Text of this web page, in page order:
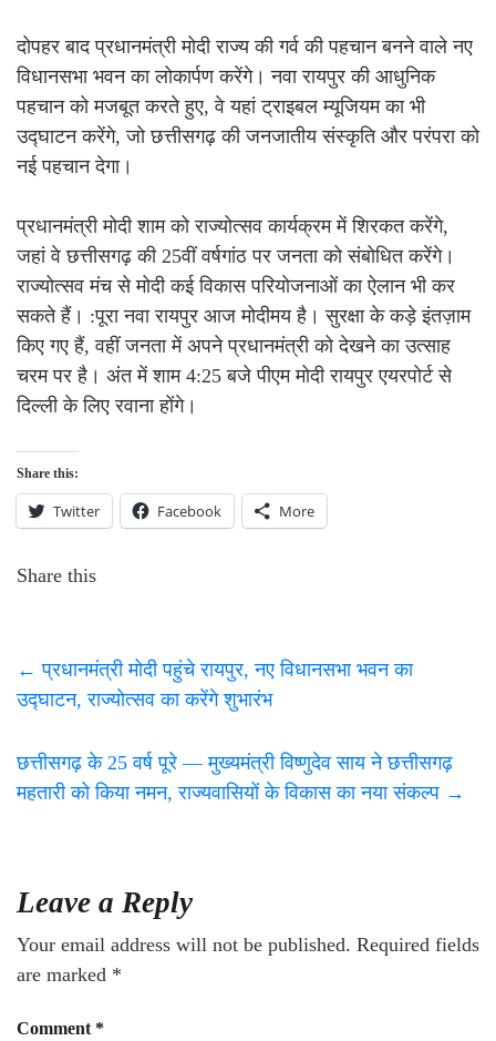
दोपहर बाद प्रधानमंत्री मोदी राज्य की गर्व की पहचान बनने वाले नए
विधानसभा भवन का लोकार्पण करेंगे। नवा रायपुर की आधुनिक
पहचान को मजबूत करते हुए, वे यहां ट्राइबल म्यूजियम का भी
उद्घाटन करेंगे, जो छत्तीसगढ़ की जनजातीय संस्कृति और परंपरा को
नई पहचान देगा।
प्रधानमंत्री मोदी शाम को राज्योत्सव कार्यक्रम में शिरकत करेंगे,
जहां वे छत्तीसगढ़ की 25वीं वर्षगांठ पर जनता को संबोधित करेंगे।
राज्योत्सव मंच से मोदी कई विकास परियोजनाओं का ऐलान भी कर
सकते हैं। :पूरा नवा रायपुर आज मोदीमय है। सुरक्षा के कड़े इंतज़ाम
किए गए हैं, वहीं जनता में अपने प्रधानमंत्री को देखने का उत्साह
चरम पर है। अंत में शाम 4:25 बजे पीएम मोदी रायपुर एयरपोर्ट से
दिल्ली के लिए रवाना होंगे।
Share this:
Twitter Facebook More
Share this
← प्रधानमंत्री मोदी पहुंचे रायपुर, नए विधानसभा भवन का
उद्घाटन, राज्योत्सव का करेंगे शुभारंभ
छत्तीसगढ़ के 25 वर्ष पूरे — मुख्यमंत्री विष्णुदेव साय ने छत्तीसगढ़
महतारी को किया नमन, राज्यवासियों के विकास का नया संकल्प →
Leave a Reply
Your email address will not be published. Required fields
are marked *
Comment *